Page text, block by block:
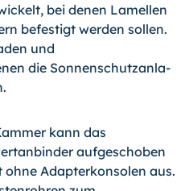
bei denen Lamellen
befestigt werden sollen.
und
die Sonnenschutzanla­
kann das
aufgeschoben
Adapterkonsolen aus.